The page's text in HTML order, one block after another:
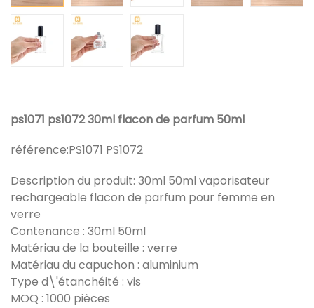
ps1071 ps1072 30ml flacon de parfum 50ml
référence:PS1071 PS1072
Description du produit: 30ml 50ml vaporisateur
rechargeable flacon de parfum pour femme en
verre
Contenance : 30ml 50ml
Matériau de la bouteille : verre
Matériau du capuchon : aluminium
Type d\'étanchéité : vis
MOQ : 1000 pièces